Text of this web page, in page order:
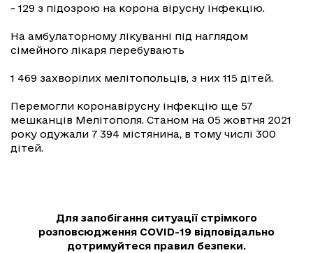
- 129 з підозрою на корона вірусну інфекцію.
На амбулаторному лікуванні під наглядом
сімейного лікаря перебувають
1 469 захворілих мелітопольців, з них 115 дітей.
Перемогли коронавірусну інфекцію ще 57
мешканців Мелітополя. Станом на 05 жовтня 2021
року одужали 7 394 містянина, в тому числі 300
дітей.
Для запобігання ситуації стрімкого
розповсюдження COVID-19 відповідально
дотримуйтеся правил безпеки.